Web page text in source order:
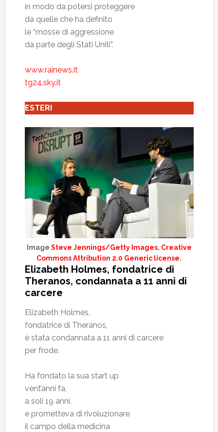
in modo da potersi proteggere
da quelle che ha definito
le “mosse di aggressione
da parte degli Stati Uniti”.
www.rainews.it
tg24.sky.it
ESTERI
Image Steve Jennings/Getty Images, Creative
Commons Attribution 2.0 Generic license.
Elizabeth Holmes, fondatrice di
Theranos, condannata a 11 anni di
carcere
Elizabeth Holmes,
fondatrice di Theranos,
è stata condannata a 11 anni di carcere
per frode.
Ha fondato la sua start up
vent’anni fa,
a soli 19 anni,
e prometteva di rivoluzionare
il campo della medicina